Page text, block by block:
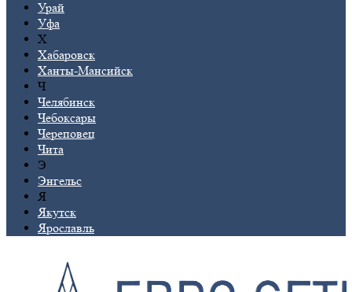
Урай
Уфа
Х
Хабаровск
Ханты-Мансийск
Ч
Челябинск
Чебоксары
Череповец
Чита
Э
Энгельс
Я
Якутск
Ярославль